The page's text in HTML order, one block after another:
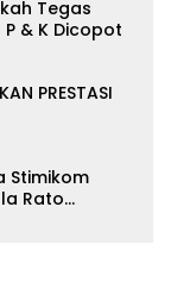
atau rincian
mandeknya
rumor
Gaji ke-13.
atau lembaga
daerah segera
untuk
Tegas
P & K Dicopot
PRESTASI
Stimikom
Rato